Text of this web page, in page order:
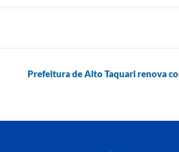
Prefeitura de Alto Taquari renova